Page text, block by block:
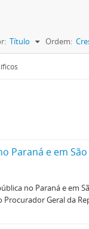
Título Ordem:
no Paraná e em
Geral da